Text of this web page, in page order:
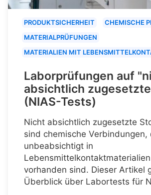
PRODUKTSICHERHEIT
CHEMISCHE
MATERIALPRÜFUNGEN
MATERIALIEN MIT
Laborprüfungen auf
absichtlich
(NIAS-Tests)
Nicht absichtlich zugesetzte
sind chemische Verbindungen,
unbeabsichtigt in
vorhanden sind. Dieser Artikel
Überblick über Labortests für